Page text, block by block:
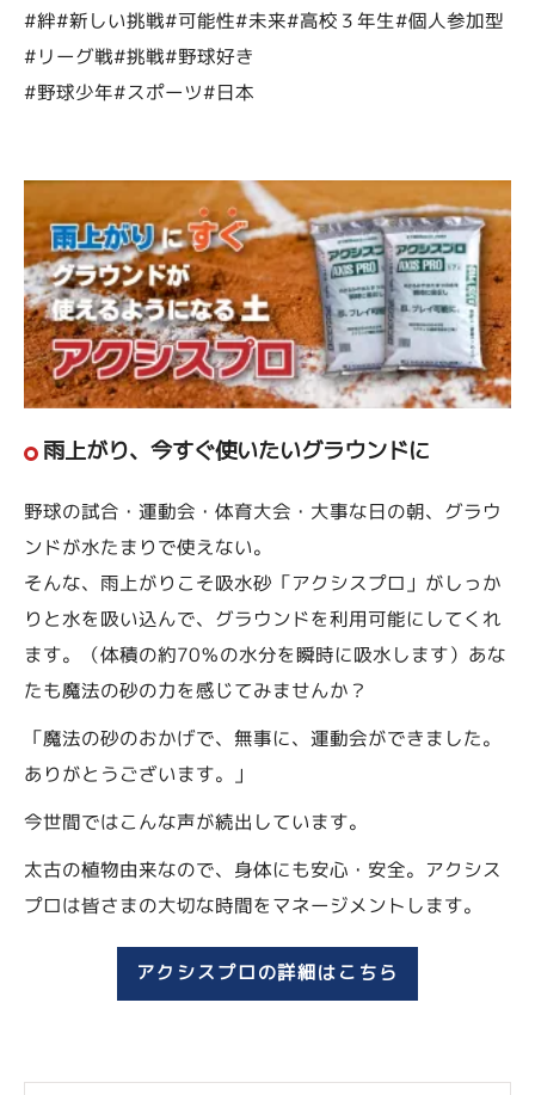
#絆#新しい挑戦#可能性#未来#高校３年生#個人参加型
#リーグ戦#挑戦#野球好き
#野球少年#スポーツ#日本
雨上がり、今すぐ使いたいグラウンドに
野球の試合・運動会・体育大会・大事な日の朝、グラウ
ンドが水たまりで使えない。
そんな、雨上がりこそ吸水砂「アクシスプロ」がしっか
りと水を吸い込んで、グラウンドを利用可能にしてくれ
ます。（体積の約70％の水分を瞬時に吸水します）あな
たも魔法の砂の力を感じてみませんか？
「魔法の砂のおかげで、無事に、運動会ができました。
ありがとうございます。」
今世間ではこんな声が続出しています。
太古の植物由来なので、身体にも安心・安全。アクシス
プロは皆さまの大切な時間をマネージメントします。
アクシスプロの詳細はこちら